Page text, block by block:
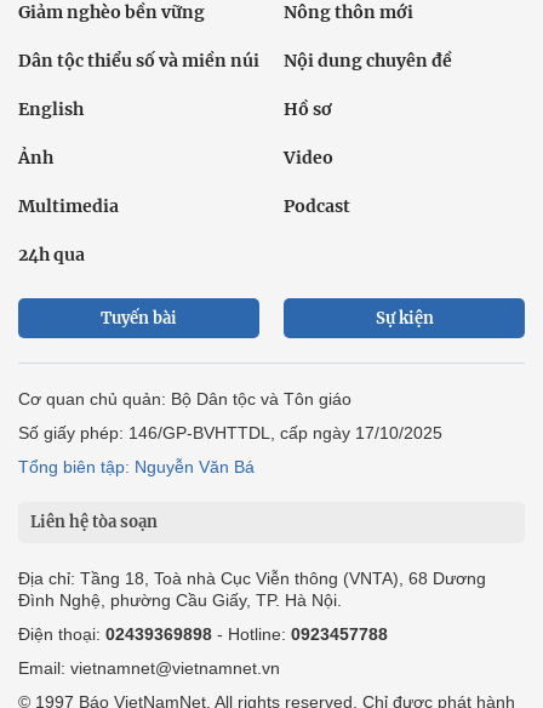
Giảm nghèo bền vững Nông thôn mới
Dân tộc thiểu số và miền núi Nội dung chuyên đề
English Hồ sơ
Ảnh Video
Multimedia Podcast
24h qua
Tuyến bài Sự kiện
Cơ quan chủ quản: Bộ Dân tộc và Tôn giáo
Số giấy phép: 146/GP-BVHTTDL, cấp ngày 17/10/2025
Tổng biên tập: Nguyễn Văn Bá
Liên hệ tòa soạn
Địa chỉ: Tầng 18, Toà nhà Cục Viễn thông (VNTA), 68 Dương
Đình Nghệ, phường Cầu Giấy, TP. Hà Nội.
Điện thoại: 02439369898 - Hotline: 0923457788
Email: vietnamnet@vietnamnet.vn
© 1997 Báo VietNamNet. All rights reserved. Chỉ được phát hành